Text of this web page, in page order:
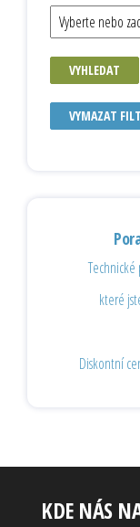
VYHLEDAT
VYMAZAT
které
Diskontní
KDE NÁS